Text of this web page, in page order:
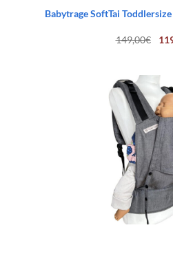
Babytrage SoftTai
149,00€